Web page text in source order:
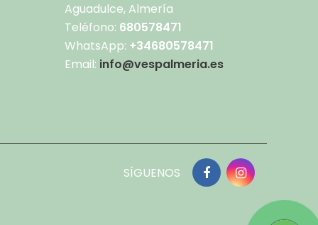
Aguadulce, Almería
Teléfono: 680578471
WhatsApp: +34680578471
Email: info@vespalmeria.es
SÍGUENOS